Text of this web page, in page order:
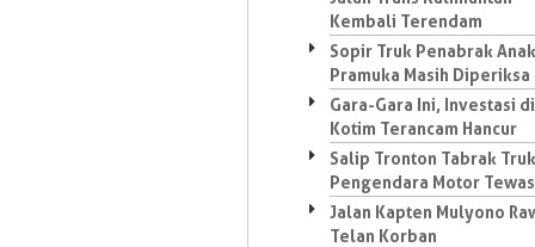
Kembali Terendam
Sopir Truk Penabrak Anak
Pramuka Masih Diperiksa
Gara-Gara Ini, Investasi di
Kotim Terancam Hancur
Salip Tronton Tabrak
Pengendara Motor Tewas
Jalan Kapten Mulyono
Telan Korban